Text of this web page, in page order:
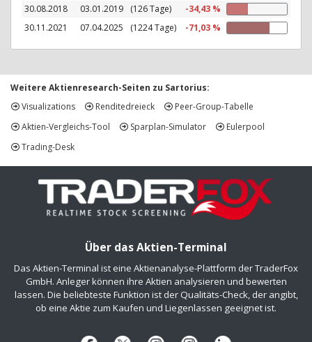
30.08.2018
03.01.2019 (126 Tage)
-34,43 %
30.11.2021
07.04.2025 (1224 Tage) -71,03 %
Weitere Aktienresearch-Seiten zu Sartorius:
Visualizations
Renditedreieck
Peer-Group-Tabelle
Aktien-Vergleichs-Tool
Sparplan-Simulator
Eulerpool
Trading-Desk
Über das Aktien-Terminal
Das Aktien-Terminal ist eine Aktienanalyse-Plattform der TraderFox
GmbH. Anleger können ihre Aktien analysieren und bewerten
lassen. Die beliebteste Funktion ist der Qualitäts-Check, der angibt,
ob eine Aktie zum Kaufen und Liegenlassen geeignet ist.